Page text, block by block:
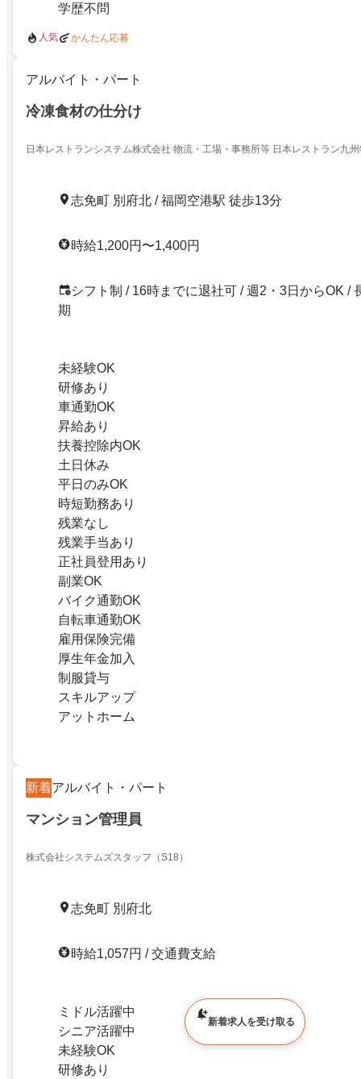
学歴不問
人気 かんたん応募
アルバイト・パート
冷凍食材の仕分け
日本レストランシステム株式会社 物流・工場・事務所等 日本レストラン九
志免町 別府北 / 福岡空港駅 徒歩13分
時給1,200円〜1,400円
シフト制 / 16時までに退社可 / 週2・3日からOK /
期
未経験OK
研修あり
車通勤OK
昇給あり
扶養控除内OK
土日休み
平日のみOK
時短勤務あり
残業なし
残業手当あり
正社員登用あり
副業OK
バイク通勤OK
自転車通勤OK
雇用保険完備
厚生年金加入
制服貸与
スキルアップ
アットホーム
新着アルバイト・パート
マンション管理員
株式会社システムズスタッフ（S18）
志免町 別府北
時給1,057円 / 交通費支給
ミドル活躍中
シニア活躍中
未経験OK
研修あり
新着求人を受け取る